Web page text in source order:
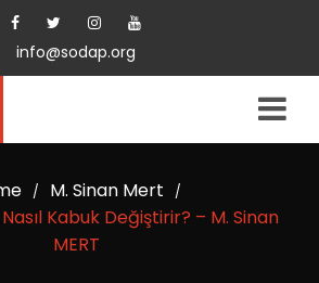
info@sodap.org
/ M. Sinan Mert /
Nasıl Kabuk Değiştirir? – M. Sinan
MERT